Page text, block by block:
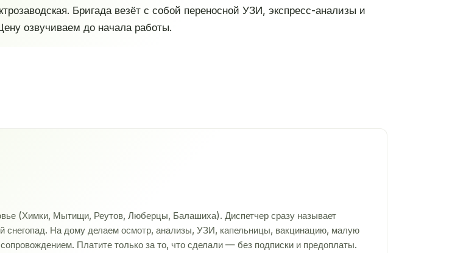
Бригада везёт с собой переносной УЗИ, экспресс-анализы и
озвучиваем до начала работы.
(Химки, Мытищи, Реутов, Люберцы, Балашиха). Диспетчер сразу называет
снегопад. На дому делаем осмотр, анализы, УЗИ, капельницы, вакцинацию, малую
Платите только за то, что сделали — без подписки и предоплаты.